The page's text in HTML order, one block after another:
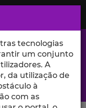
no Iscte
tecnologias
um conjunto
A
da utilização de
à
com as